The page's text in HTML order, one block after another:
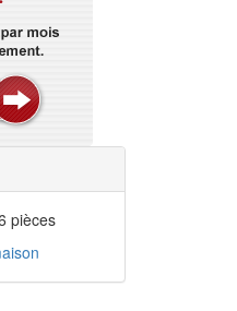
pièces